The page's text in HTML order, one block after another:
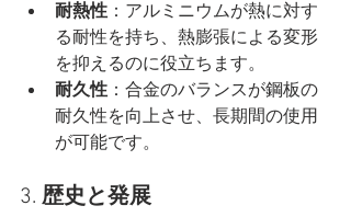
耐熱性 ：アルミニウムが熱に対す
る耐性を持ち、熱膨張による変形
を抑えるのに役立ちます。
耐久性 ：合金のバランスが鋼板の
耐久性を向上させ、長期間の使用
が可能です。
3. 歴史と発展